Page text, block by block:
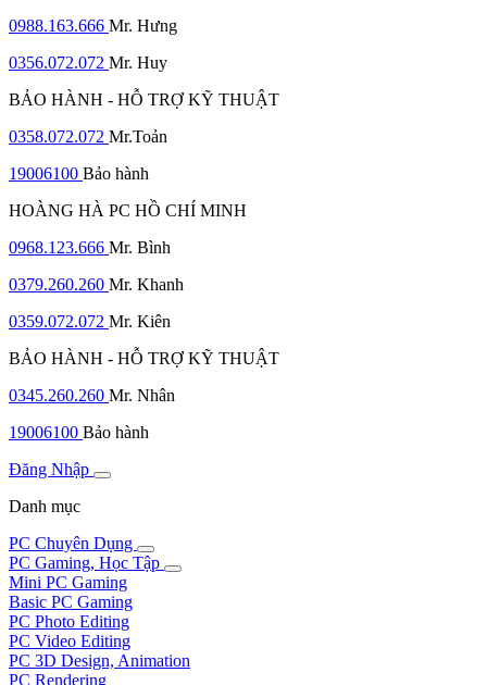
0988.163.666 Mr. Hưng
0356.072.072 Mr. Huy
BẢO HÀNH - HỖ TRỢ KỸ THUẬT
0358.072.072 Mr.Toản
19006100 Bảo hành
HOÀNG HÀ PC HỒ CHÍ MINH
0968.123.666 Mr. Bình
0379.260.260 Mr. Khanh
0359.072.072 Mr. Kiên
BẢO HÀNH - HỖ TRỢ KỸ THUẬT
0345.260.260 Mr. Nhân
19006100 Bảo hành
Đăng Nhập
Danh mục
PC Chuyên Dụng
PC Gaming, Học Tập
Mini PC Gaming
Basic PC Gaming
PC Photo Editing
PC Video Editing
PC 3D Design, Animation
PC Rendering